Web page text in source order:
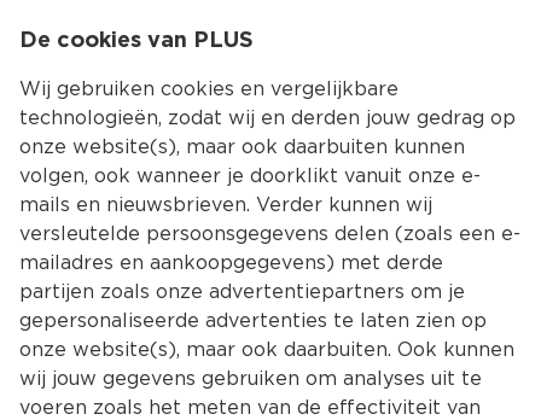
Kies jouw
De cookies van PLUS
Wij gebruiken cookies en vergelijkbare
technologieën, zodat wij en derden jouw gedrag op
onze website(s), maar ook daarbuiten kunnen
volgen, ook wanneer je doorklikt vanuit onze e-
mails en nieuwsbrieven. Verder kunnen wij
versleutelde persoonsgegevens delen (zoals een e-
mailadres en aankoopgegevens) met derde
partijen zoals onze advertentiepartners om je
gepersonaliseerde advertenties te laten zien op
onze website(s), maar ook daarbuiten. Ook kunnen
wij jouw gegevens gebruiken om analyses uit te
voeren zoals het meten van de effectiviteit van